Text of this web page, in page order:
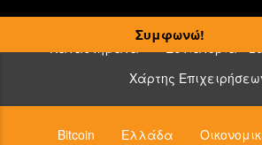
Συμφωνώ!
Επιχειρήσεις που δέχονται bitcoin:
Καταστήματα
Εστιατόρια -
Χάρτης
Bitcoin Ελλάδα